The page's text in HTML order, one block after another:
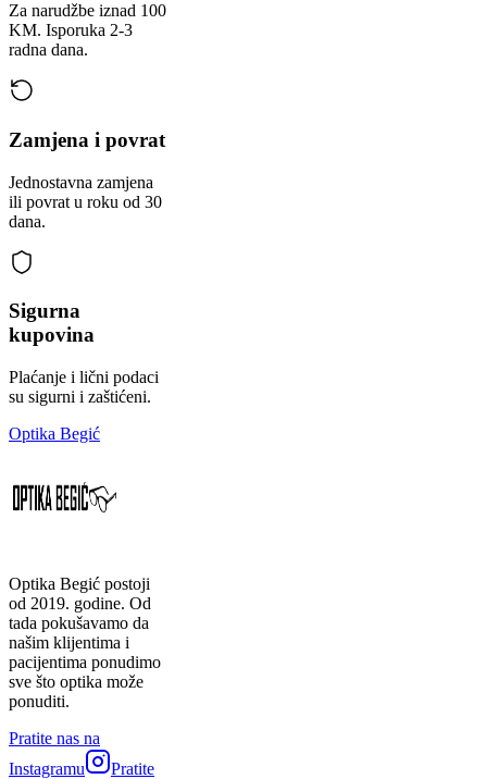
Za narudžbe iznad 100
KM. Isporuka 2-3
radna dana.
Zamjena i povrat
Jednostavna zamjena
ili povrat u roku od 30
dana.
Sigurna
kupovina
Plaćanje i lični podaci
su sigurni i zaštićeni.
Optika Begić
Optika Begić postoji
od 2019. godine. Od
tada pokušavamo da
našim klijentima i
pacijentima ponudimo
sve što optika može
ponuditi.
Pratite nas na
Instagramu
Pratite